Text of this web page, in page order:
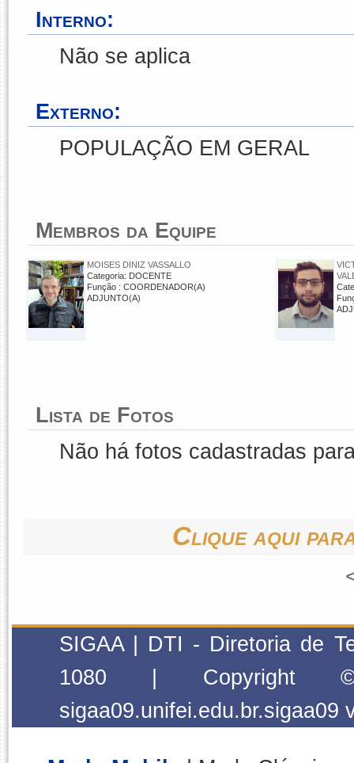
Interno:
Não se aplica
Externo:
POPULAÇÃO EM GERAL
Membros da Equipe
MOISES DINIZ VASSALLO
Categoria: DOCENTE
Função : COORDENADOR(A)
ADJUNTO(A)
Lista de Fotos
Não há fotos cadastradas
Clique aqui
SIGAA | DTI - Diretoria de
1080 | Copyright
sigaa09.unifei.edu.br.sigaa09